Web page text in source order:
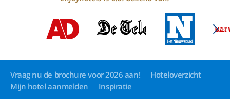
Vraag nu de brochure voor 2026 aan!
Hoteloverzicht
Mijn hotel aanmelden
Inspiratie